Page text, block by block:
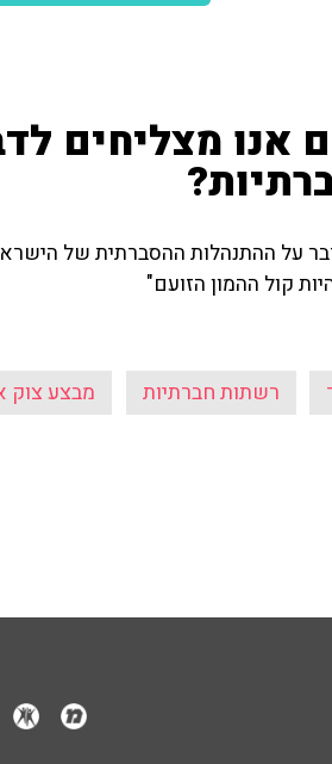
אנו מצליחים
על ההתנהלות ההסברתית של
קול ההמון הזועם"
רשתות חברתיות מבצע צוק